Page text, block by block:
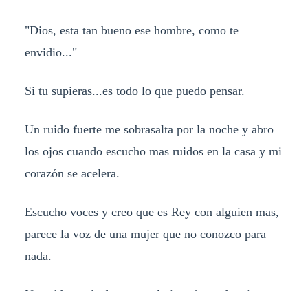
"Dios, esta tan bueno ese hombre, como te
envidio..."
Si tu supieras...es todo lo que puedo pensar.
Un ruido fuerte me sobrasalta por la noche y abro
los ojos cuando escucho mas ruidos en la casa y mi
corazón se acelera.
Escucho voces y creo que es Rey con alguien mas,
parece la voz de una mujer que no conozco para
nada.